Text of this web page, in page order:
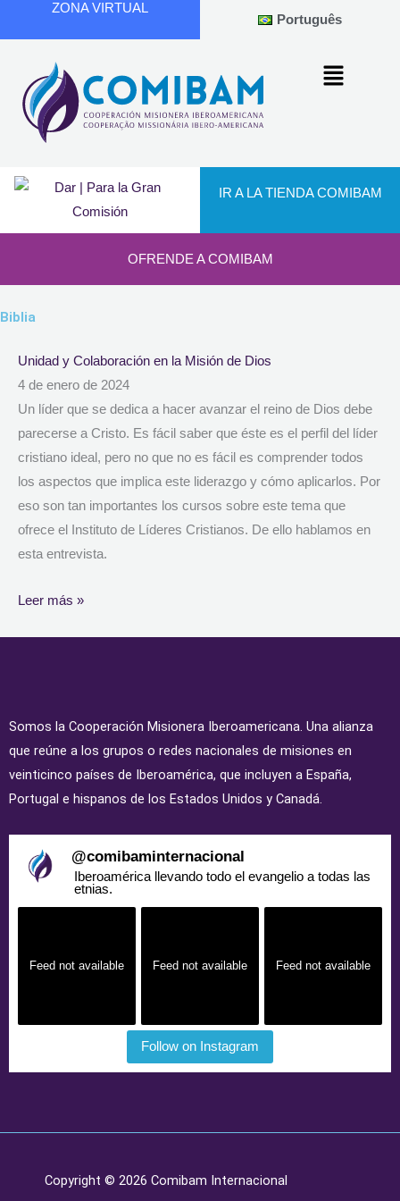
ZONA VIRTUAL
Português
IR A LA TIENDA COMIBAM
OFRENDE A COMIBAM
Biblia
Unidad y Colaboración en la Misión de Dios
4 de enero de 2024
Un líder que se dedica a hacer avanzar el reino de Dios debe
parecerse a Cristo. Es fácil saber que éste es el perfil del líder
cristiano ideal, pero no que no es fácil es comprender todos
los aspectos que implica este liderazgo y cómo aplicarlos. Por
eso son tan importantes los cursos sobre este tema que
ofrece el Instituto de Líderes Cristianos. De ello hablamos en
esta entrevista.
Leer más »
Somos la Cooperación Misionera Iberoamericana. Una alianza
que reúne a los grupos o redes nacionales de misiones en
veinticinco países de Iberoamérica, que incluyen a España,
Portugal e hispanos de los Estados Unidos y Canadá.
@comibaminternacional
Iberoamérica llevando todo el evangelio a todas las
etnias.
Feed not available Feed not available Feed not available
Follow on Instagram
Copyright © 2026 Comibam Internacional